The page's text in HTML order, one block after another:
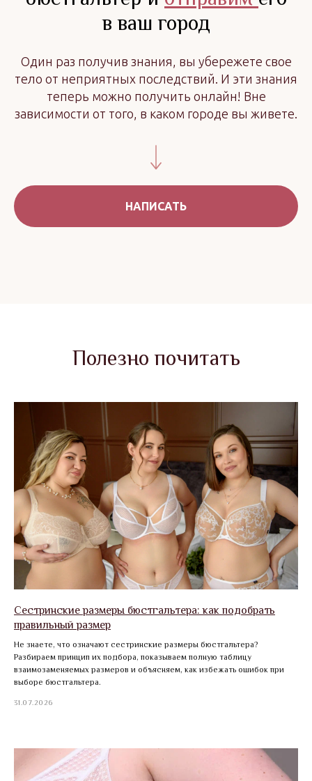
в ваш город
Один раз получив знания, вы убережете свое
тело от неприятных последствий. И эти знания
теперь можно получить онлайн! Вне
зависимости от того, в каком городе вы живете.
НАПИСАТЬ
Полезно почитать
Сестринские размеры бюстгальтера: как подобрать
правильный размер
Не знаете, что означают сестринские размеры бюстгальтера?
Разбираем принцип их подбора, показываем полную таблицу
взаимозаменяемых размеров и объясняем, как избежать ошибок при
выборе бюстгальтера.
31.07.2026